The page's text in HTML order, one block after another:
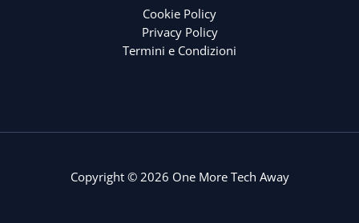
Cookie Policy
Privacy Policy
Termini e Condizioni
Copyright © 2026 One More Tech Away